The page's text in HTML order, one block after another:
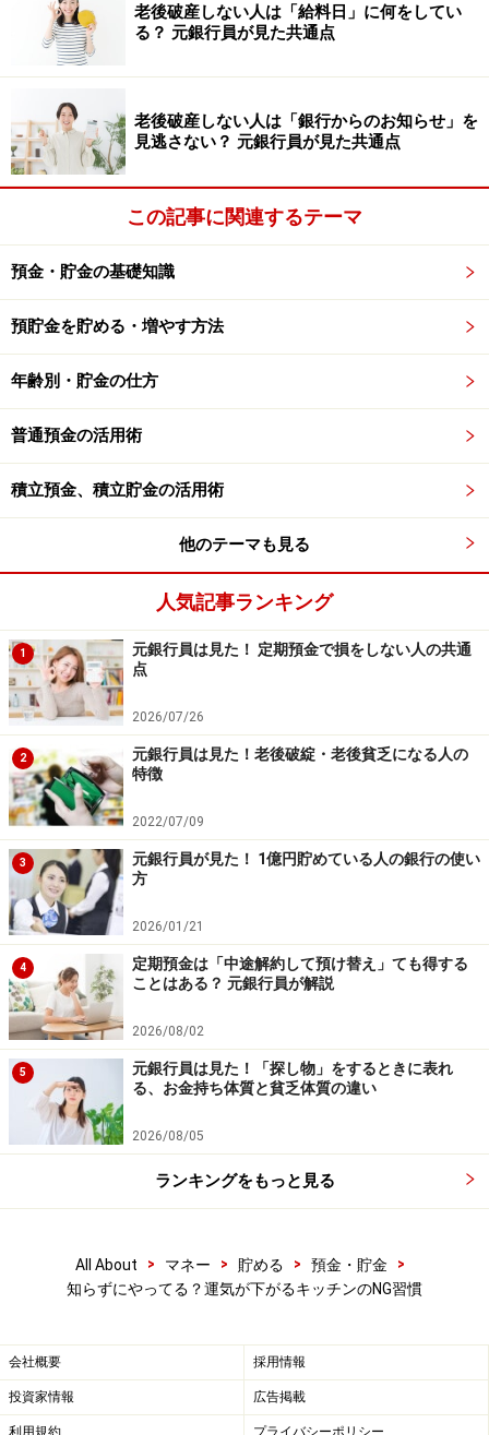
収納棚には、日常的に使っている食器類のみを入れるよ
うにしてください。スペースが空いているからといっ
て、使わない食器を収納するのはNGです。使わない食器
は、押し入れなど別の場所へ収納しましょう。
また、欠けてしまった食器などをしまっておくのもよく
ます。使うたびによい運気から遠ざかってしまうので、
思い切って処分しましょう。
・冷蔵庫
冷蔵庫のドアにスケジュールやマグネットを貼っている
人もいますが、これは運気を下げるアクションです。家
族で情報を共有したい場合は、別の場所にボードなどを
設けて周知しましょう。
賞味期限切れの食品を冷蔵庫に入れたままにしておくの
もNGです。このときは、冷凍庫も要チェック！ 冷凍し
るだけ早く食べ切ることを心掛けましょう。
ここでお伝えしたことは、「運気が下がる」だけではな
く、健康や食材の品質を意識した行動でもあります。開
運アクションは、決して難しいことではありません。で
きることから少しずつ取り組んで、せっかく高めた運気
を下げないようにしたいものですね。
※記事内容は執筆時点のものです。最新の内容をご確認くださ
い。
本記事の内容は一般的な情報提供を目的としており、特定の金融
商品や投資行動を推奨するものではありません。
投資や資産運用に関する最終的なご判断はご自身の責任において
行ってください。
掲載情報の正確性・完全性については十分に配慮しております
が、その内容を保証するものではなく、これに基づく損失・損害
などについて当社は一切の責任を負いません。
最新の情報や詳細については、必ず各金融機関やサービス提供者
の公式情報をご確認ください。
【編集部からのお知らせ】
・「家計」について、アンケート（2026/8/31まで）
中です！
※抽選で20名にAmazonギフト券1000円分プレゼント
老後破産しない人は「給料日」に何をしてい
る？ 元銀行員が見た共通点
老後破産しない人は「銀行からのお知らせ」を
見逃さない？ 元銀行員が見た共通点
この記事に関連するテーマ
預金・貯金の基礎知識
預貯金を貯める・増やす方法
年齢別・貯金の仕方
普通預金の活用術
積立預金、積立貯金の活用術
他のテーマも見る
人気記事ランキング
1
元銀行員は見た！ 定期預金で損をしない人の共通
点
2026/07/26
2
元銀行員は見た！老後破綻・老後貧乏になる人の
特徴
2022/07/09
3
元銀行員が見た！ 1億円貯めている人の銀行の使い
方
2026/01/21
4
定期預金は「中途解約して預け替え」ても得する
ことはある？ 元銀行員が解説
2026/08/02
5
元銀行員は見た！「探し物」をするときに表れ
る、お金持ち体質と貧乏体質の違い
2026/08/05
ランキングをもっと見る
All About > マネー > 貯める > 預金・貯金
>
知らずにやってる？運気が下がるキッチンのNG習慣
会社概要 採用情報
投資家情報 広告掲載